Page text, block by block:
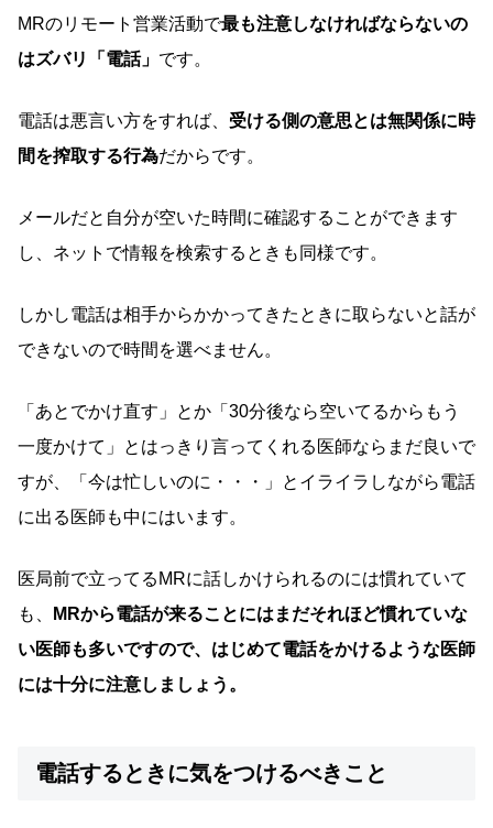
MRのリモート営業活動で最も注意しなければならないの
はズバリ「電話」 です。
電話は悪言い方をすれば、 受ける側の意思とは無関係に時
間を搾取する行為だからです。
メールだと自分が空いた時間に確認することができます
し、ネットで情報を検索するときも同様です。
しかし電話は相手からかかってきたときに取らないと話が
できないので時間を選べません。
「あとでかけ直す」とか「30分後なら空いてるからもう
一度かけて」とはっきり言ってくれる医師ならまだ良いで
すが、「今は忙しいのに・・・」とイライラしながら電話
に出る医師も中にはいます。
医局前で立ってるMRに話しかけられるのには慣れていて
も、
MRから電話が来ることにはまだそれほど慣れていな
い医師も多いですので、はじめて電話をかけるような医師
には十分に注意しましょう。
電話するときに気をつけるべきこと